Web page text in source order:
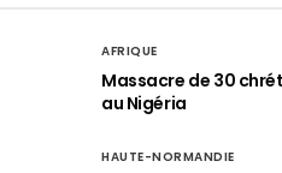
AFRIQUE
Massacre de 30
au Nigéria
HAUTE-NORMANDIE